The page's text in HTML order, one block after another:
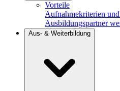
Vorteile
Aufnahmekriterien
Ausbildungspartner
Aus- & Weiterbildung